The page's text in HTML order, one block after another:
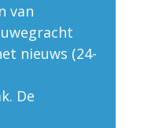
van
nieuws (24-
De